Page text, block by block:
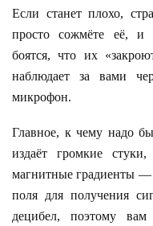
Если станет плохо,
просто сожмёте её, и
боятся, что их
наблюдает за вами
микрофон.
Главное, к чему надо
издаёт громкие
магнитные градиенты —
поля для получения
децибел, поэтому